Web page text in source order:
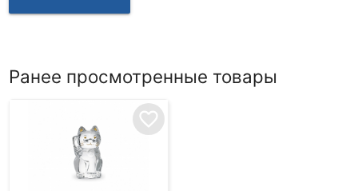
Ранее просмотренные товары
favorite_border